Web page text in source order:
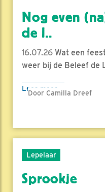
Nog even
de l..
16.07.26 Wat een
weer bij de Beleef de
Lees meer
Door Camilla Dreef
Lepelaar
Sprookje